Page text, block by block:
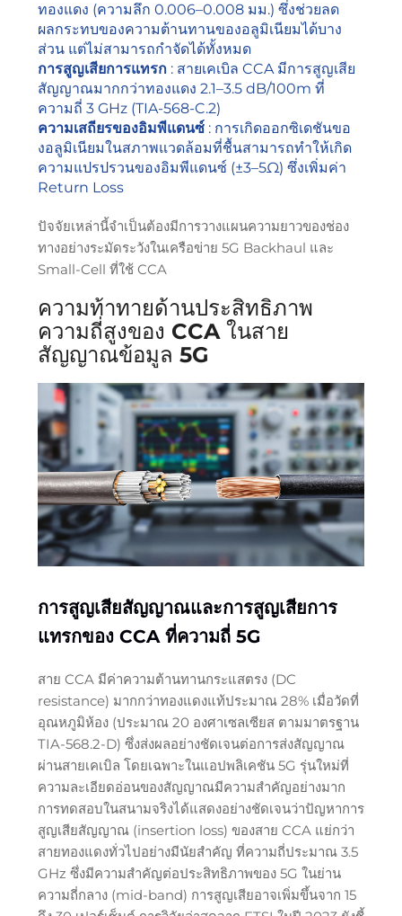
ทองแดง (ความลึก 0.006–0.008 มม.) ซึ่งช่วยลด
ผลกระทบของความต้านทานของอลูมิเนียมได้บาง
ส่วน แต่ไม่สามารถกำจัดได้ทั้งหมด
การสูญเสียการแทรก : สายเคเบิล CCA มีการสูญเสีย
สัญญาณมากกว่าทองแดง 2.1–3.5 dB/100m ที่
ความถี่ 3 GHz (TIA-568-C.2)
ความเสถียรของอิมพีแดนซ์ : การเกิดออกซิเดชันขอ
งอลูมิเนียมในสภาพแวดล้อมที่ชื้นสามารถทำให้เกิด
ความแปรปรวนของอิมพีแดนซ์ (±3–5Ω) ซึ่งเพิ่มค่า
Return Loss
ปัจจัยเหล่านี้จำเป็นต้องมีการวางแผนความยาวของช่อง
ทางอย่างระมัดระวังในเครือข่าย 5G Backhaul และ
Small-Cell ที่ใช้ CCA
ความท้าทายด้านประสิทธิภาพ
ความถี่สูงของ CCA ในสาย
สัญญาณข้อมูล 5G
การสูญเสียสัญญาณและการสูญเสียการ
แทรกของ CCA ที่ความถี่ 5G
สาย CCA มีค่าความต้านทานกระแสตรง (DC
resistance) มากกว่าทองแดงแท้ประมาณ 28% เมื่อวัดที่
อุณหภูมิห้อง (ประมาณ 20 องศาเซลเซียส ตามมาตรฐาน
TIA-568.2-D) ซึ่งส่งผลอย่างชัดเจนต่อการส่งสัญญาณ
ผ่านสายเคเบิล โดยเฉพาะในแอปพลิเคชัน 5G รุ่นใหม่ที่
ความละเอียดอ่อนของสัญญาณมีความสำคัญอย่างมาก
การทดสอบในสนามจริงได้แสดงอย่างชัดเจนว่าปัญหาการ
สูญเสียสัญญาณ (insertion loss) ของสาย CCA แย่กว่า
สายทองแดงทั่วไปอย่างมีนัยสำคัญ ที่ความถี่ประมาณ 3.5
GHz ซึ่งมีความสำคัญต่อประสิทธิภาพของ 5G ในย่าน
ความถี่กลาง (mid-band) การสูญเสียอาจเพิ่มขึ้นจาก 15